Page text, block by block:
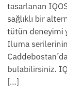
tasarlanan
sağlıklı bir
tütün deneyimi
Iluma
bulabilirsiniz.
[…]